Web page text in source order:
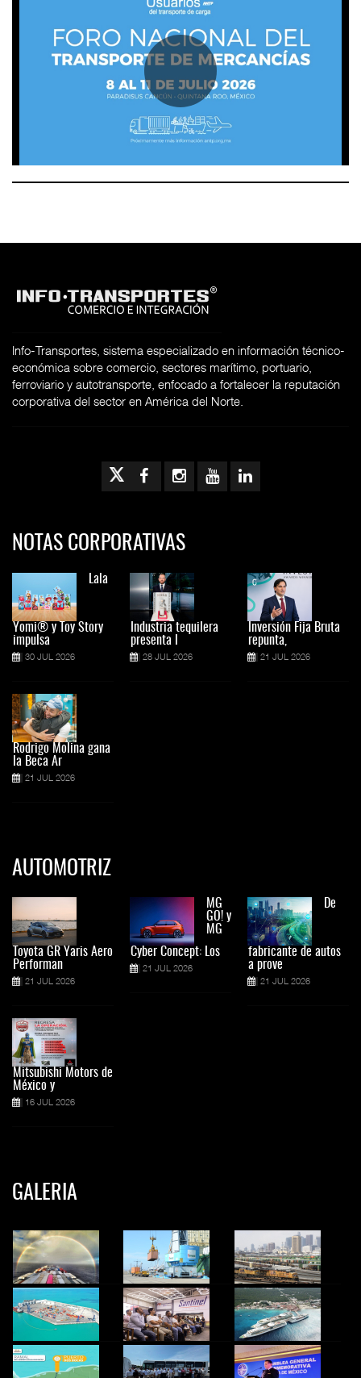
Info-Transportes, sistema especializado en información técnico-
económica sobre comercio, sectores marítimo, portuario,
ferroviario y autotransporte, enfocado a fortalecer la reputación
corporativa del sector en América del Norte.
NOTAS CORPORATIVAS
Lala
Yomi® y Toy Story
impulsa
30 JUL 2026
Rodrigo Molina gana
la Beca Ar
21 JUL 2026
Industria tequilera
presenta l
28 JUL 2026
Inversión Fija Bruta
repunta,
21 JUL 2026
AUTOMOTRIZ
Toyota GR Yaris Aero
Performan
21 JUL 2026
Mitsubishi Motors de
México y
16 JUL 2026
MG
GO! y
MG
Cyber Concept: Los
21 JUL 2026
De
fabricante de autos
a prove
21 JUL 2026
GALERIA